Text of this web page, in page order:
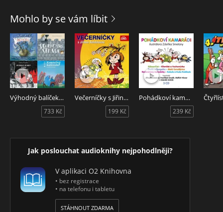
zvuku zde slaví svůj festival rovnocennosti s proslulou
českou školou animace. Dobrý večer a dobrou noc s
milovanými pohádkami.
Večerníčkovy pohádky do ouška je audiokniha s výběrem
nejznámějších večerníčků od autorů jako jsou Eva Košlerová,
Božena Šimková, Zdeněk Miler, Hana Doskočilová, Jiří
Miloš Macourek, Václav Čtvrtek a Jaromír Kincl.
Mohlo by se vám líbit
Výhodný balíček Tympanum - Dramatizace pro děti
733 Kč
Večerníčky s Jiřinou Bohdalovou
199 Kč
Pohádkoví kamarádi
239 Kč
Jak poslouchat audioknihy nejpohodlněji?
V aplikaci O2 Knihovna
• bez registrace
• na telefonu i tabletu
STÁHNOUT ZDARMA